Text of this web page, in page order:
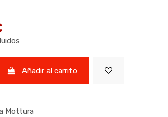
Añadir al carrito
Mottura